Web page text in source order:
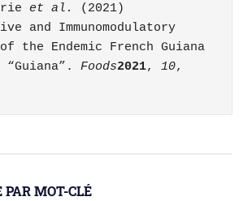
et al.
(2021)
and Immunomodulatory
the Endemic French Guiana
“Guiana”. Foods2021, 10,
PAR MOT-CLÉ